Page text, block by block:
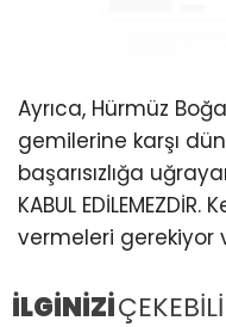
Ayrıca, Hürmüz
gemilerine karşı
başarısızlığa
KABUL
vermeleri gerekiyor
İLGİNİZİ